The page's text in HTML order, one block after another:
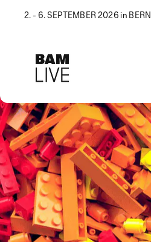
2. - 6. SEPTEMBER 2026 in BERN